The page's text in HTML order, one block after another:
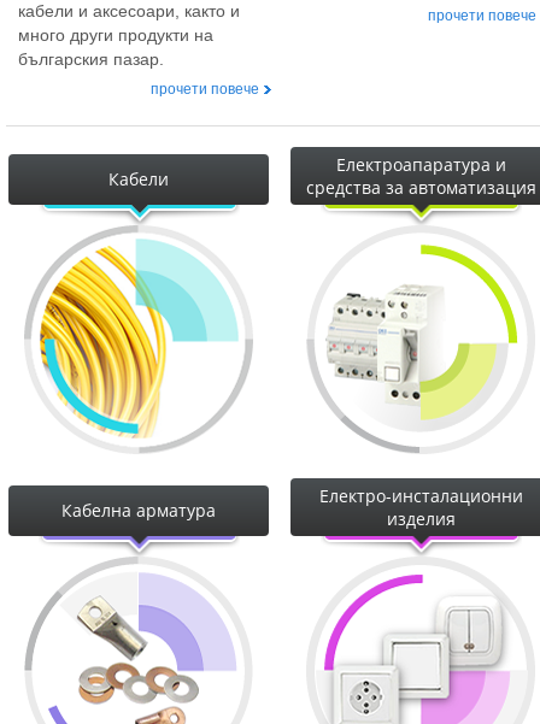
кабели и аксесоари, както и
много други продукти на
българския пазар.
прочети повече
прочети повече
Кабели
Електроапаратура и
средства за автоматизация
Кабелна арматура
Електро-инсталационни
изделия